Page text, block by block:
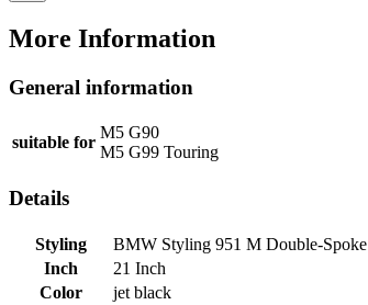
More Information
General information
suitable for
M5 G90
M5 G99 Touring
Details
Styling
BMW Styling 951 M Double-Spoke
Inch
21 Inch
Color
jet black